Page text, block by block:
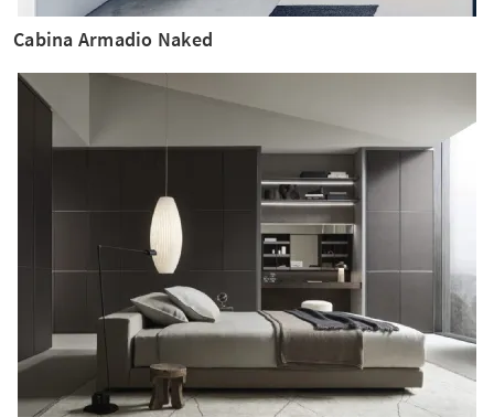
Cabina Armadio Naked